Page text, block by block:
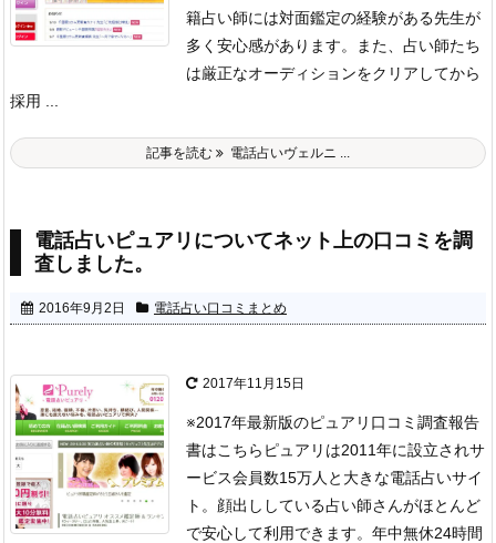
籍占い師には対面鑑定の経験がある先生が
多く安心感があります。また、占い師たち
は厳正なオーディションをクリアしてから
採用 ...
記事を読む 電話占いヴェルニ ...
電話占いピュアリについてネット上の口コミを調
査しました。
2016年9月2日 電話占い口コミまとめ
2017年11月15日
※2017年最新版のピュアリ口コミ調査報告
書はこちら ピュアリは2011年に設立されサ
ービス会員数15万人と大きな電話占いサイ
ト。顔出ししている占い師さんがほとんど
で安心して利用できます。年中無休24時間